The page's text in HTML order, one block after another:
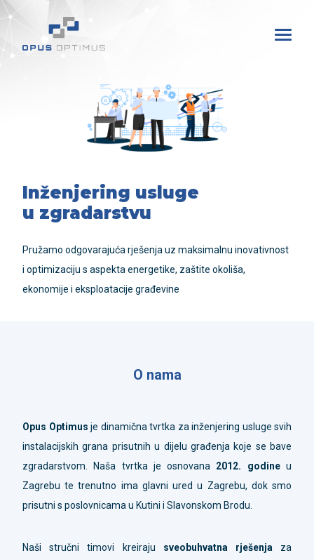
Inženjering usluge
u zgradarstvu
Pružamo odgovarajuća rješenja uz maksimalnu inovativnost
i optimizaciju s aspekta energetike, zaštite okoliša,
ekonomije i eksploatacije građevine
O nama
Opus Optimus je dinamična tvrtka za inženjering usluge svih
instalacijskih grana prisutnih u dijelu građenja koje se bave
zgradarstvom. Naša tvrtka je osnovana 2012. godineu
Zagrebu te trenutno ima glavni ured u Zagrebu, dok smo
prisutni s poslovnicama u Kutini i Slavonskom Brodu.
Naši stručni timovi kreiraju sveobuhvatna rješenja za